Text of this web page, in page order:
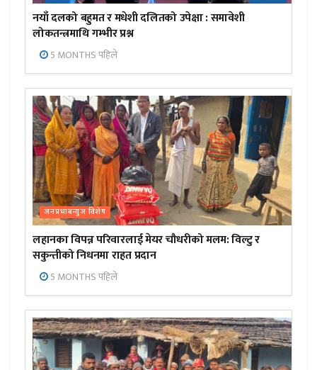
नयाँ दलको बहुमत र मधेशी दलितको उपेक्षा : समावेशी
लोकतन्त्रमाथि गम्भीर प्रश्न
5 MONTHS पहिले
जनप्रभाबन्युज विशेष
लहानका विपन्न परिवारलाई मेयर चौधरीको मलम: विल्टु र
सकुन्तीको निधनमा राहत प्रदान
5 MONTHS पहिले